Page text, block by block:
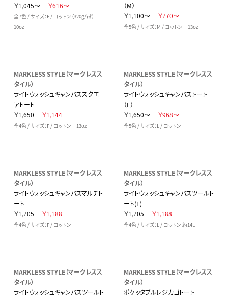
￥1,045～
￥616～
全7色 / サイズ：F / コットン（320g/㎡）
10oz
（M）
￥1,100～
￥770～
全5色 / サイズ：M / コットン 13oz
MARKLESS STYLE（マークレスス
タイル）
ライトウォッシュキャンバススクエ
アトート
￥1,650
￥1,144
全4色 / サイズ：F / コットン 13oz
MARKLESS STYLE（マークレスス
タイル）
ライトウォッシュキャンバストート
（L）
￥1,650～
￥968～
全5色 / サイズ：L / コットン
MARKLESS STYLE（マークレスス
タイル）
ライトウォッシュキャンバスマルチト
ート
￥1,705
￥1,188
全4色 / サイズ：F / コットン
MARKLESS STYLE（マークレスス
タイル）
ライトウォッシュキャンバスツールト
ート(L)
￥1,705
￥1,188
全4色 / サイズ：L / コットン 約14L
MARKLESS STYLE（マークレスス
タイル）
ライトウォッシュキャンバスツールト
MARKLESS STYLE（マークレスス
タイル）
ポケッタブルレジカゴトート